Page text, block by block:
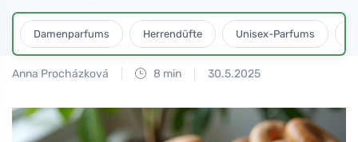
Damenparfums Herrendüfte Unisex-Parfums
Anna Procházková 8 min 30.5.2025